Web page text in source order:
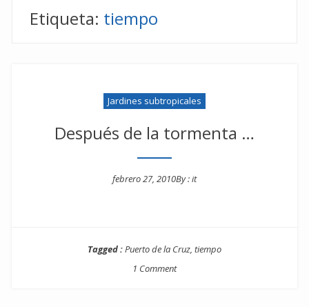
Etiqueta: tiempo
Jardines subtropicales
Después de la tormenta …
febrero 27, 2010By :it
Tagged :Puerto de la Cruz, tiempo
1 Comment